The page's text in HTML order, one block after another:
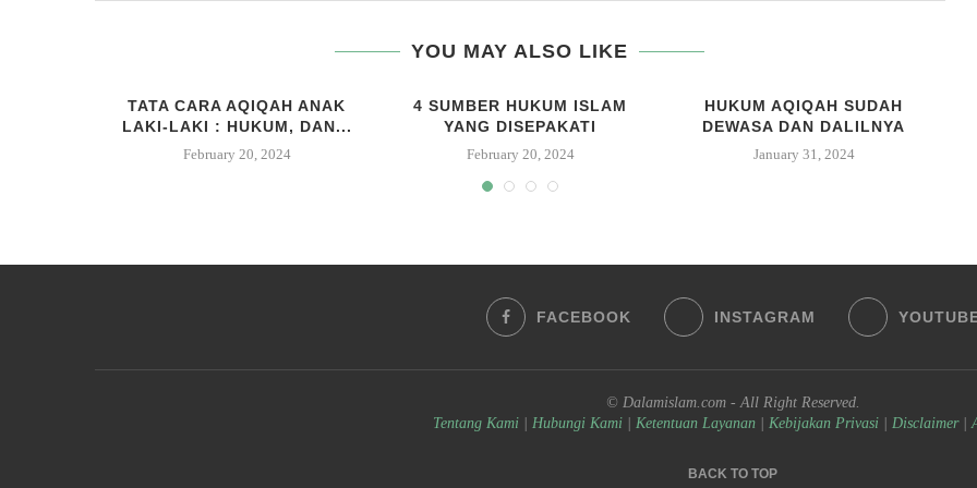
YOU MAY ALSO LIKE
TATA CARA AQIQAH ANAK
LAKI-LAKI : HUKUM, DAN...
February 20, 2024
4 SUMBER HUKUM ISLAM
YANG DISEPAKATI
February 20, 2024
HUKUM AQIQAH SUDAH
DEWASA DAN DALILNYA
January 31, 2024
FACEBOOK INSTAGRAM
© Dalamislam.com - All Right Reserved.
Tentang Kami
Hubungi Kami| Ketentuan Layanan| Kebijakan Privasi| Disclaimer|
BACK TO TOP